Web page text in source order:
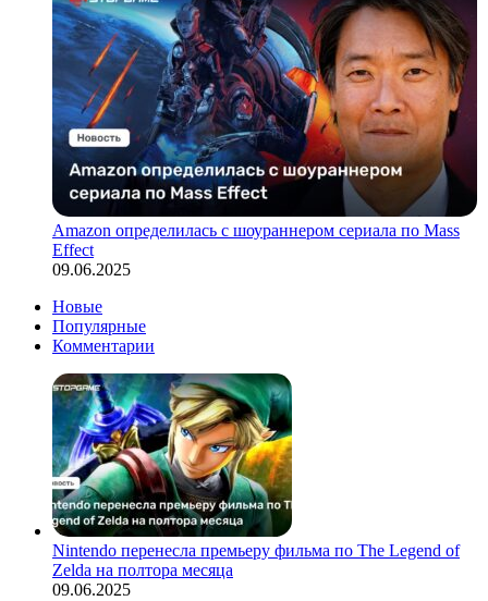
Amazon определилась с шоураннером сериала по Mass
Effect
09.06.2025
Новые
Популярные
Комментарии
Nintendo перенесла премьеру фильма по The Legend of
Zelda на полтора месяца
09.06.2025